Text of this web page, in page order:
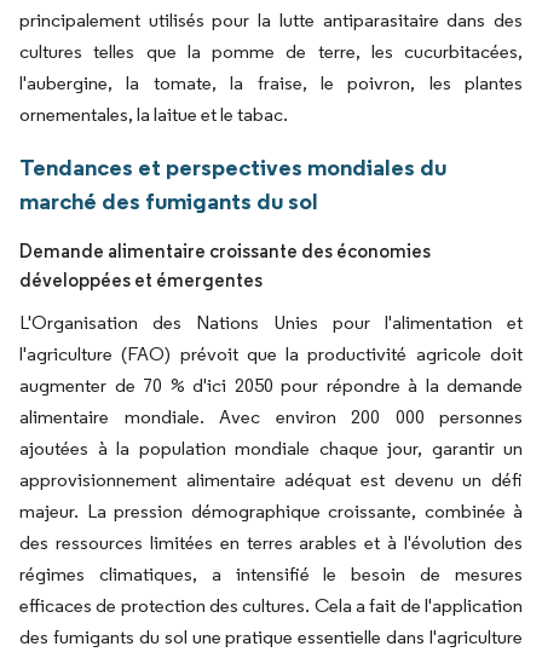
principalement utilisés pour la lutte antiparasitaire dans des
cultures telles que la pomme de terre, les cucurbitacées,
l'aubergine, la tomate, la fraise, le poivron, les plantes
ornementales, la laitue et le tabac.
Tendances et perspectives mondiales du
marché des fumigants du sol
Demande alimentaire croissante des économies
développées et émergentes
L'Organisation des Nations Unies pour l'alimentation et
l'agriculture (FAO) prévoit que la productivité agricole doit
augmenter de 70 % d'ici 2050 pour répondre à la demande
alimentaire mondiale. Avec environ 200 000 personnes
ajoutées à la population mondiale chaque jour, garantir un
approvisionnement alimentaire adéquat est devenu un défi
majeur. La pression démographique croissante, combinée à
des ressources limitées en terres arables et à l'évolution des
régimes climatiques, a intensifié le besoin de mesures
efficaces de protection des cultures. Cela a fait de l'application
des fumigants du sol une pratique essentielle dans l'agriculture